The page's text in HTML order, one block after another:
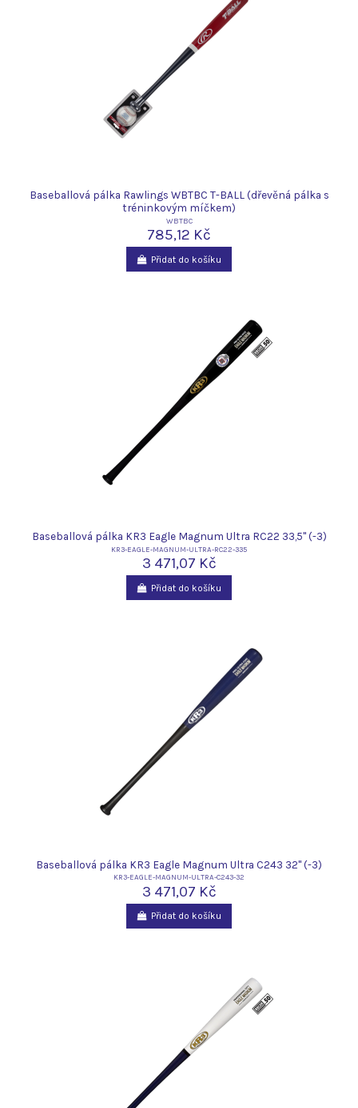
Baseballová pálka Rawlings WBTBC T-BALL (dřevěná pálka s
tréninkovým míčkem)
WBTBC
785,12 Kč
Přidat do košíku
Baseballová pálka KR3 Eagle Magnum Ultra RC22 33,5" (-3)
KR3-EAGLE-MAGNUM-ULTRA-RC22-335
3 471,07 Kč
Přidat do košíku
Baseballová pálka KR3 Eagle Magnum Ultra C243 32" (-3)
KR3-EAGLE-MAGNUM-ULTRA-C243-32
3 471,07 Kč
Přidat do košíku